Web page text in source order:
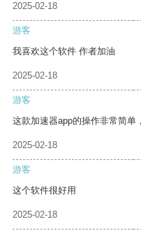
2025-02-18
游客
我喜欢这个软件 作者加油
2025-02-18
游客
这款加速器app的操作非常简单
2025-02-18
游客
这个软件很好用
2025-02-18